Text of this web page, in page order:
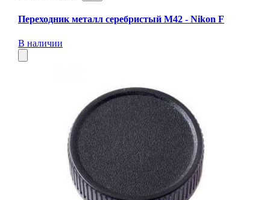
Переходник металл серебристый M42 - Nikon F
В наличии